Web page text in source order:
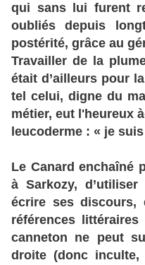
qui sans lui furent
oubliés depuis
postérité, grâce au
Travailler de la
était d’ailleurs pour
tel celui, digne du
métier, eut l'heureux
leucoderme : « je
Le Canard enchaîné
à Sarkozy,
écrire ses discours,
références
canneton ne peut
droite (donc inculte,